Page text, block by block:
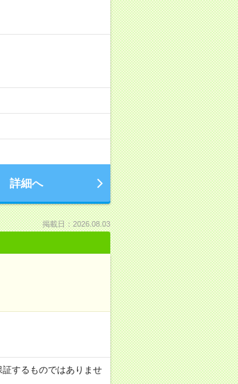
詳細へ
掲載日：2026.08.03
するものではありませ